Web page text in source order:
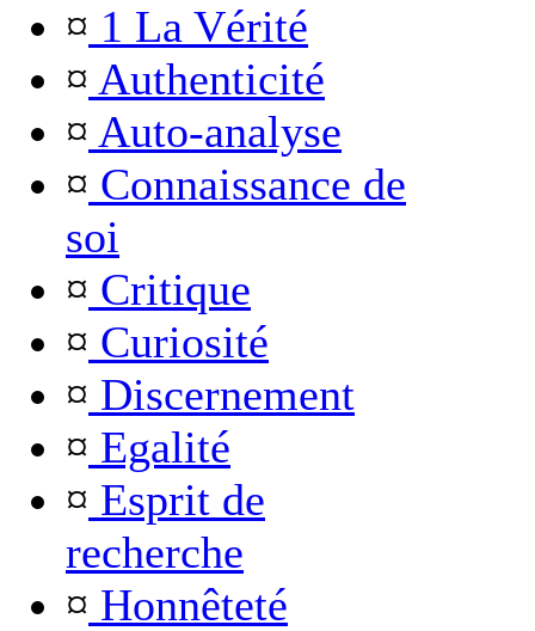
¤ 1 La Vérité
¤ Authenticité
¤ Auto-analyse
¤ Connaissance de
soi
¤ Critique
¤ Curiosité
¤ Discernement
¤ Egalité
¤ Esprit de
recherche
¤ Honnêteté